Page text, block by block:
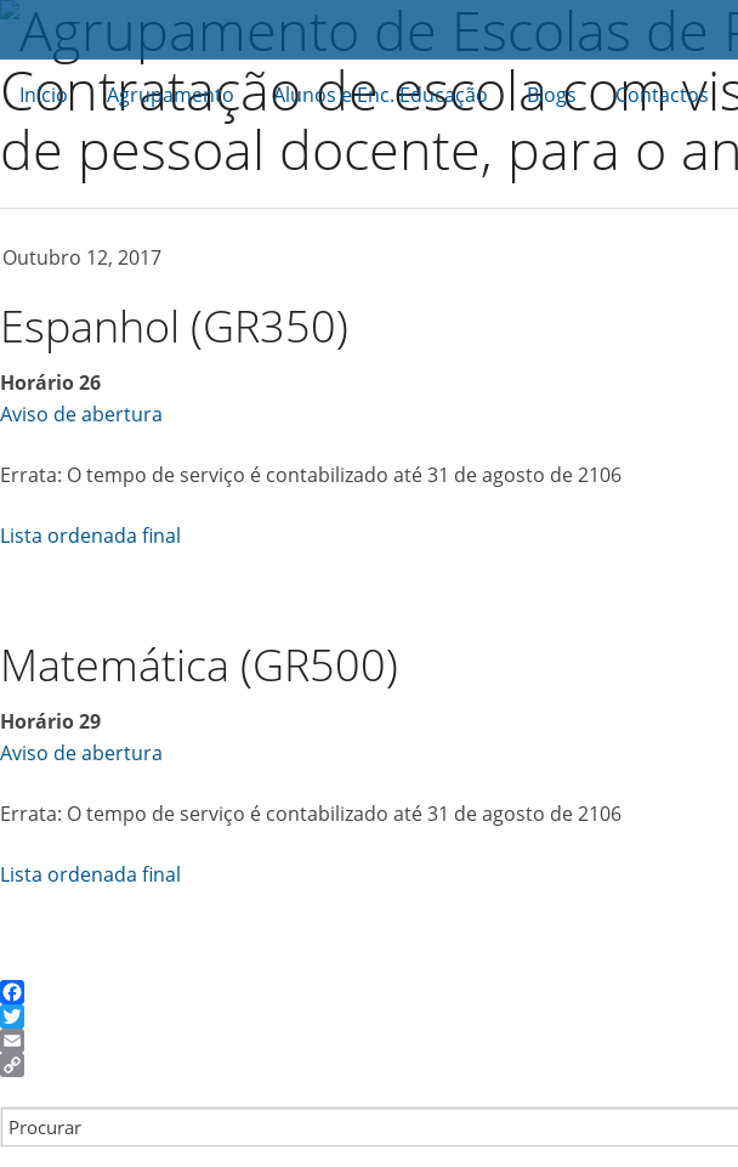
Início Agrupamento Alunos e Enc. Educação Blogs Contactos
Contratação de escola com
de pessoal docente, para o
Outubro 12, 2017
Espanhol (GR350)
Horário 26
Aviso de abertura
Errata: O tempo de serviço é contabilizado até 31 de agosto de 2106
Lista ordenada final
Matemática (GR500)
Horário 29
Aviso de abertura
Errata: O tempo de serviço é contabilizado até 31 de agosto de 2106
Lista ordenada final
Facebook
Twitter
Email
Link
Search for: